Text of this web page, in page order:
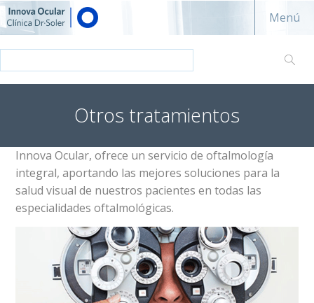
Innova ocular - Clínica Dr. Soler
Menú
Otros tratamientos
Innova Ocular, ofrece un servicio de oftalmología
integral, aportando las mejores soluciones para la
salud visual de nuestros pacientes en todas las
especialidades oftalmológicas.